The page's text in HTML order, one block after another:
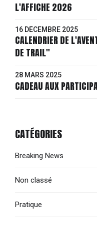
L'AFFICHE 2026
16 DÉCEMBRE 2025
CALENDRIER DE
DE TRAIL"
28 MARS 2025
CADEAU AUX
CATÉGORIES
Breaking News
Non classé
Pratique